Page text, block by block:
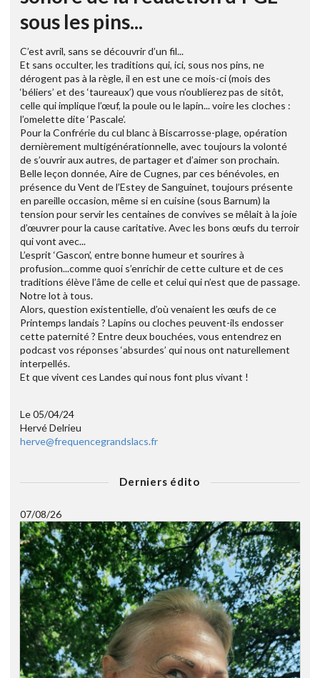
sous les pins...
C’est avril, sans se découvrir d’un fil...
Et sans occulter, les traditions qui, ici, sous nos pins, ne
dérogent pas à la règle, il en est une ce mois-ci (mois des
‘béliers’ et des ‘taureaux’) que vous n’oublierez pas de sitôt,
celle qui implique l’œuf, la poule ou le lapin... voire les cloches :
l’omelette dite ‘Pascale’.
Pour la Confrérie du cul blanc à Biscarrosse-plage, opération
dernièrement multigénérationnelle, avec toujours la volonté
de s’ouvrir aux autres, de partager et d’aimer son prochain.
Belle leçon donnée, Aire de Cugnes, par ces bénévoles, en
présence du Vent de l’Estey de Sanguinet, toujours présente
en pareille occasion, même si en cuisine (sous Barnum) la
tension pour servir les centaines de convives se mêlait à la joie
d’œuvrer pour la cause caritative. Avec les bons œufs du terroir
qui vont avec...
L’esprit ‘Gascon’, entre bonne humeur et sourires à
profusion...comme quoi s’enrichir de cette culture et de ces
traditions élève l’âme de celle et celui qui n’est que de passage.
Notre lot à tous.
Alors, question existentielle, d’où venaient les œufs de ce
Printemps landais ? Lapins ou cloches peuvent-ils endosser
cette paternité ? Entre deux bouchées, vous entendrez en
podcast vos réponses ‘absurdes’ qui nous ont naturellement
interpellés.
Et que vivent ces Landes qui nous font plus vivant !
Le 05/04/24
Hervé Delrieu
herve@frequencegrandslacs.fr
Derniers édito
07/08/26